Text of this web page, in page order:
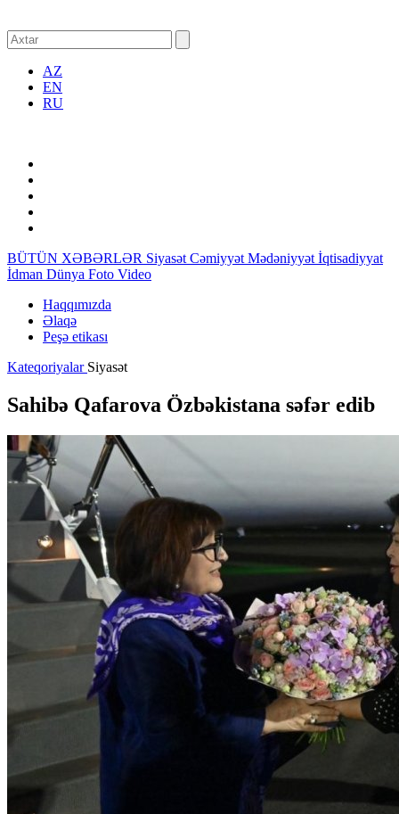
AZ
EN
RU
BÜTÜN XƏBƏRLƏR Siyasət Cəmiyyət Mədəniyyət İqtisadiyyat
İdman Dünya Foto Video
Haqqımızda
Əlaqə
Peşə etikası
Kateqoriyalar Siyasət
Sahibə Qafarova Özbəkistana səfər edib